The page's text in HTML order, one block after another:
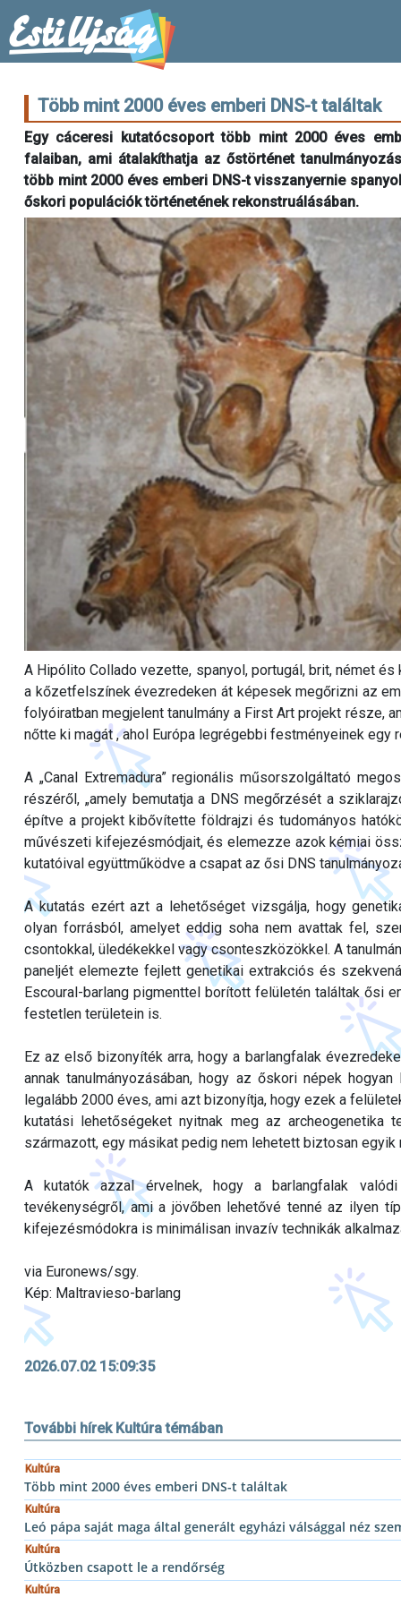
Több mint 2000 éves emberi DNS-t találtak
Egy cáceresi kutatócsoport több mint 2000 éves
falaiban, ami átalakíthatja az őstörténet
több mint 2000 éves emberi DNS-t visszanyernie
őskori populációk történetének rekonstruálásában.
A Hipólito Collado vezette, spanyol, portugál, brit, német
a kőzetfelszínek évezredeken át képesek megőrizni az
folyóiratban megjelent tanulmány a First Art projekt része,
nőtte ki magát , ahol Európa legrégebbi festményeinek egy
A „Canal Extremadura” regionális műsorszolgáltató
részéről, „amely bemutatja a DNS megőrzését a
építve a projekt kibővítette földrajzi és tudományos
művészeti kifejezésmódjait, és elemezze azok kémiai
kutatóival együttműködve a csapat az ősi DNS
A kutatás ezért azt a lehetőséget vizsgálja, hogy
olyan forrásból, amelyet eddig soha nem avattak fel,
csontokkal, üledékekkel vagy csonteszközökkel. A
paneljét elemezte fejlett genetikai extrakciós és
Escoural-barlang pigmenttel borított felületén találtak ősi
festetlen területein is.
Ez az első bizonyíték arra, hogy a barlangfalak
annak tanulmányozásában, hogy az őskori népek
legalább 2000 éves, ami azt bizonyítja, hogy ezek a
kutatási lehetőségeket nyitnak meg az
származott, egy másikat pedig nem lehetett biztosan egyik
A kutatók azzal érvelnek, hogy a barlangfalak
tevékenységről, ami a jövőben lehetővé tenné az ilyen
kifejezésmódokra is minimálisan invazív technikák
via Euronews/sgy.
Kép: Maltravieso-barlang
2026.07.02 15:09:35
További hírek Kultúra témában
Kultúra
Több mint 2000 éves emberi DNS-t találtak
Kultúra
Leó pápa saját maga által generált egyházi válsággal néz
Kultúra
Útközben csapott le a rendőrség
Kultúra